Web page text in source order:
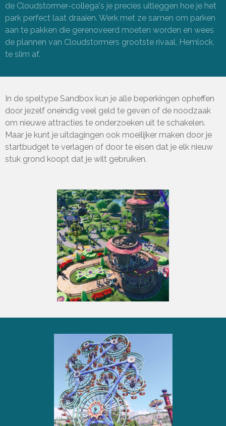
de Cloudstormer-collega's je precies uitleggen hoe je het
park perfect laat draaien. Werk met ze samen om parken
aan te pakken die gerenoveerd moeten worden en wees
de plannen van Cloudstormers grootste rivaal, Hemlock,
te slim af.
In de speltype Sandbox kun je alle beperkingen opheffen
door jezelf oneindig veel geld te geven of de noodzaak
om nieuwe attracties te onderzoeken uit te schakelen.
Maar je kunt je uitdagingen ook moeilijker maken door je
startbudget te verlagen of door te eisen dat je elk nieuw
stuk grond koopt dat je wilt gebruiken.